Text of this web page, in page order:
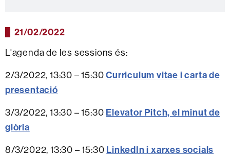
21/02/2022
L'agenda de les sessions és:
2/3/2022, 13:30 – 15:30Curriculum vitae i carta de
presentació
3/3/2022, 13:30 – 15:30 Elevator Pitch, el minut de
glòria
8/3/2022, 13:30 – 15:30 LinkedIn i xarxes socials